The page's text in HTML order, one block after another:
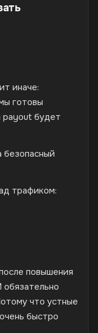
иначе:
готовы
payout будет
безопасный
трафиком:
повышения
обязательно
что устные
быстро